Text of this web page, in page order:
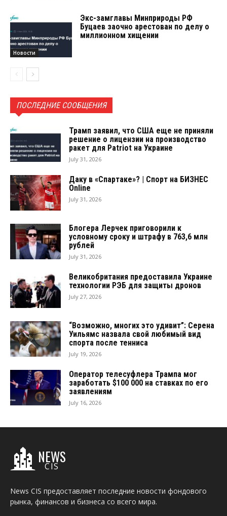
Новости
Экс-замглавы Минприроды РФ
Буцаев заочно арестован по делу о
миллионном хищении
ПОСЛЕДНИЕ СООБЩЕНИЯ
Трамп заявил, что США еще не приняли
решение о лицензии на производство
ракет для Patriot на Украине
July 31, 2026
Даку в «Спартаке»? | Спорт на БИЗНЕС
Online
July 31, 2026
Блогера Лерчек приговорили к
условному сроку и штрафу в 763,6 млн
рублей
July 31, 2026
Великобритания предоставила Украине
технологии РЭБ для защиты дронов
July 27, 2026
“Возможно, многих это удивит”: Серена
Уильямс назвала свой любимый вид
спорта после тенниса
July 19, 2026
Оператор телесуфлера Трампа мог
заработать $100 000 на ставках по его
заявлениям
July 16, 2026
NEWS
CIS
News CIS предоставляет последние новости фондового
рынка, финансов и бизнеса со всего мира.